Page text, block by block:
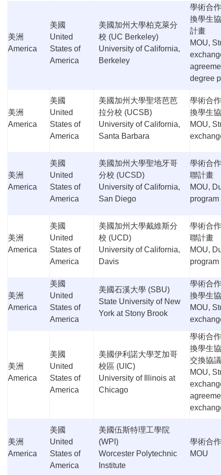
美洲
America
美國
United
States of
America
美國加州大學柏克萊分
校 (UC Berkeley)
University of California,
Berkeley
學術合
換學生
計畫
MOU,
degree
美洲
America
美國
United
States of
America
美國加州大學聖塔芭芭
拉分校 (UCSB)
University of California,
Santa Barbara
學術合
換學生
MOU,
美洲
America
美國
United
States of
America
美國加州大學聖地牙哥
分校 (UCSD)
University of California,
San Diego
學術合
聯計畫
MOU,
program
美洲
America
美國
United
States of
America
美國加州大學戴維斯分
校 (UCD)
University of California,
Davis
學術合
聯計畫
MOU,
program
美洲
America
美國
United
States of
America
美國石溪大學 (SBU)
State University of New
York at Stony Brook
學術合
換學生
MOU,
美洲
America
美國
United
States of
America
美國伊利諾大學芝加哥
校區 (UIC)
University of Illinois at
Chicago
學術合
換學生
交換協
MOU,
美洲
America
美國
United
States of
America
美國伍斯特理工學院
(WPI)
Worcester Polytechnic
Institute
學術合
MOU